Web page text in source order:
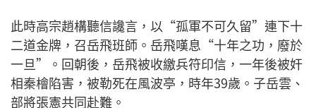
此時高宗趙構聽信讒言，以“孤軍不可久留”連下十
二道金牌，召岳飛班師。岳飛嘆息“十年之功，廢於
一旦”。回朝後，岳飛被收繳兵符印信，一年後被奸
相秦檜陷害，被勒死在風波亭，時年39歲。子岳雲、
部將張憲共同赴難。